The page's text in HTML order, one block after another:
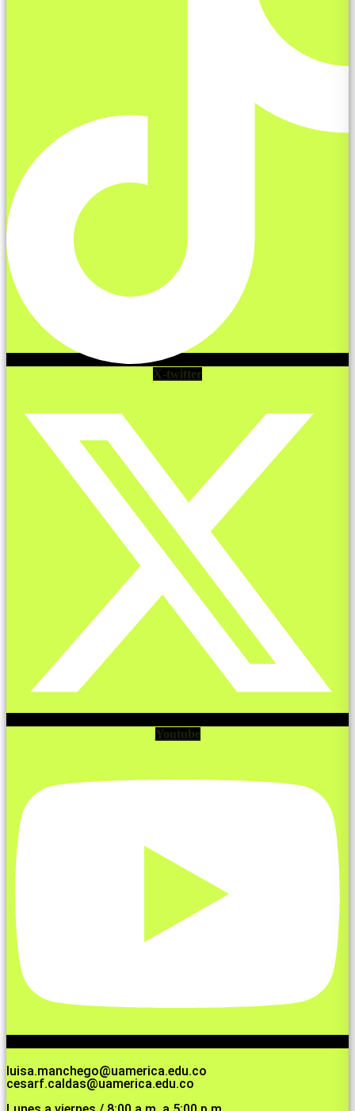
X-twitter
Youtube
luisa.manchego@uamerica.edu.co
cesarf.caldas@uamerica.edu.co